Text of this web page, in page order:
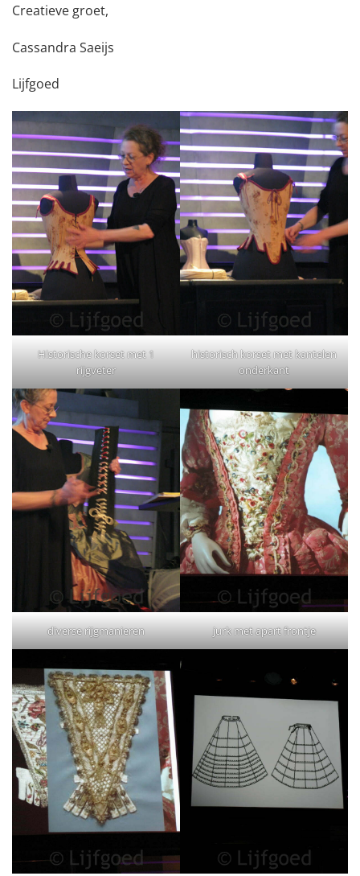
Creatieve groet,
Cassandra Saeijs
Lijfgoed
Historische korset met 1
rijgveter
historisch korset met kantelen
onderkant
diverse rijgmanieren jurk met apart frontje